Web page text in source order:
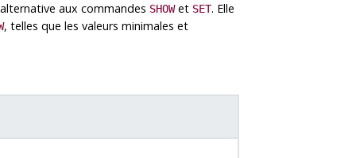
aux commandes SHOWet SET. Elle
, telles que les valeurs minimales et